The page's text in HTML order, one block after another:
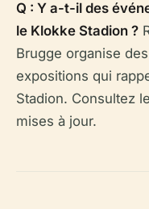
Q : Y a-t-il des
le Klokke Stadion ?
Brugge organise
expositions qui
Stadion. Consultez
mises à jour.